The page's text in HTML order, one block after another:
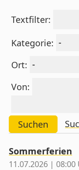
Textfilter:
Kategorie:
Ort:
Von:
Suchen
Sommerferien
11.07.2026 |